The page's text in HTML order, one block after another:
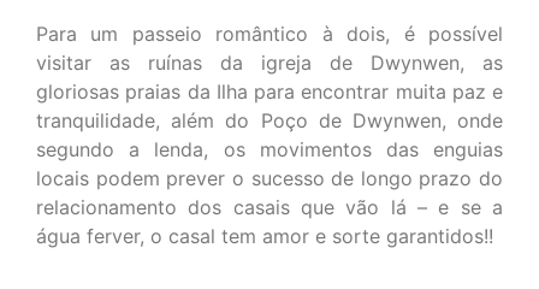
Para um passeio romântico à dois, é possível
visitar as ruínas da igreja de Dwynwen, as
gloriosas praias da Ilha para encontrar muita paz e
tranquilidade, além do Poço de Dwynwen, onde
segundo a lenda, os movimentos das enguias
locais podem prever o sucesso de longo prazo do
relacionamento dos casais que vão lá – e se a
água ferver, o casal tem amor e sorte garantidos!!